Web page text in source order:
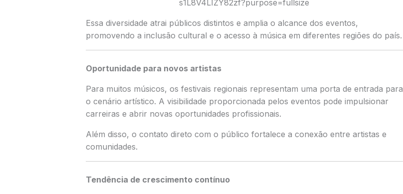
Essa diversidade atrai públicos distintos e amplia o alcance dos eventos,
promovendo a inclusão cultural e o acesso à música em diferentes regiões do país.
Oportunidade para novos artistas
Para muitos músicos, os festivais regionais representam uma porta de entrada para
o cenário artístico. A visibilidade proporcionada pelos eventos pode impulsionar
carreiras e abrir novas oportunidades profissionais.
Além disso, o contato direto com o público fortalece a conexão entre artistas e
comunidades.
Tendência de crescimento contínuo